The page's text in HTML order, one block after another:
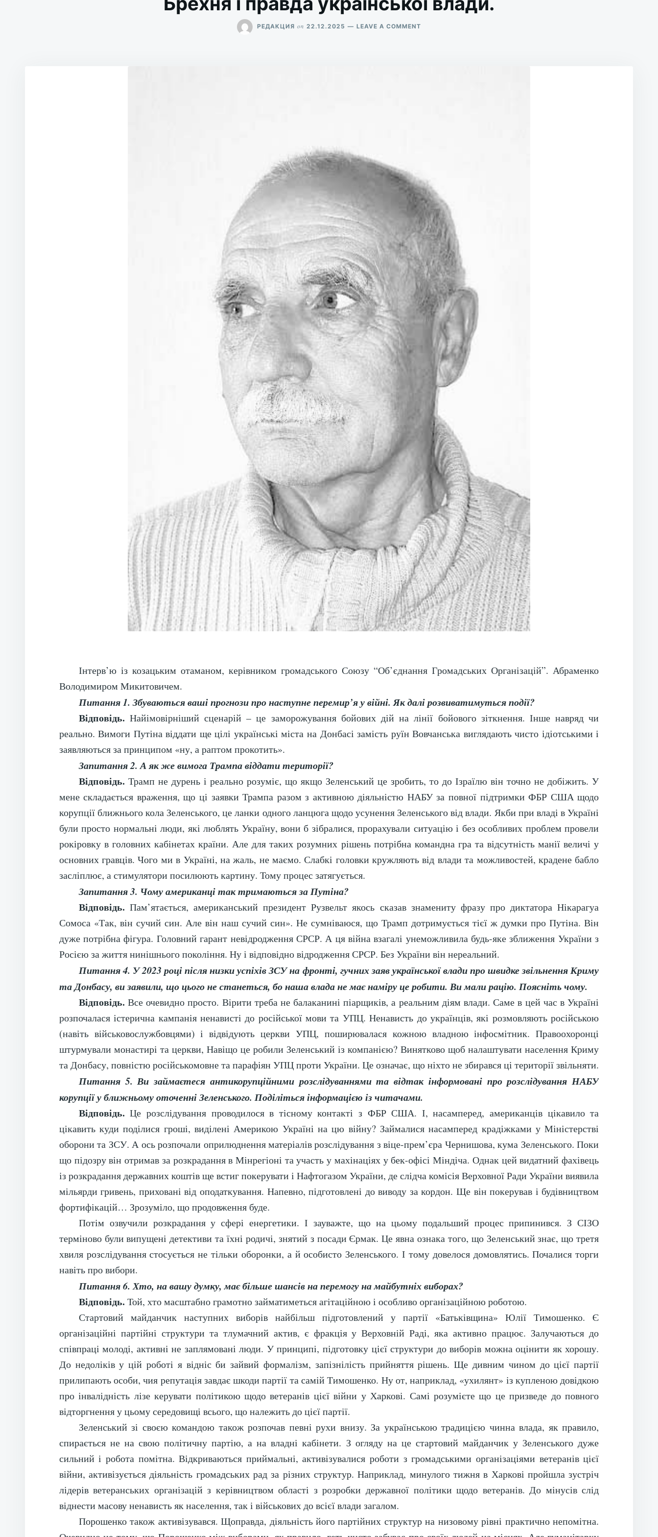
РЕДАКЦИЯ on 22.12.2025 LEAVE A COMMENT
Інтерв’ю із козацьким отаманом, керівником громадського Союзу “Об’єднання Громадських Організацій”. Абраменко
Володимиром Микитовичем.
Питання 1. Збуваються ваші прогнози про наступне перемир’я у війні. Як далі розвиватимуться події?
Відповідь. Найімовірніший сценарій – це заморожування бойових дій на лінії бойового зіткнення. Інше навряд чи
реально. Вимоги Путіна віддати ще цілі українські міста на Донбасі замість руїн Вовчанська виглядають чисто ідіотськими і
заявляються за принципом «ну, а раптом прокотить».
Запитання 2. А як же вимога Трампа віддати території?
Відповідь. Трамп не дурень і реально розуміє, що якщо Зеленський це зробить, то до Ізраїлю він точно не добіжить. У
мене складається враження, що ці заявки Трампа разом з активною діяльністю НАБУ за повної підтримки ФБР США щодо
корупції ближнього кола Зеленського, це ланки одного ланцюга щодо усунення Зеленського від влади. Якби при владі в Україні
були просто нормальні люди, які люблять Україну, вони б зібралися, прорахували ситуацію і без особливих проблем провели
рокіровку в головних кабінетах країни. Але для таких розумних рішень потрібна командна гра та відсутність манії величі у
основних гравців. Чого ми в Україні, на жаль, не маємо. Слабкі головки кружляють від влади та можливостей, крадене бабло
засліплює, а стимулятори посилюють картину. Тому процес затягується.
Запитання 3. Чому американці так тримаються за Путіна?
Відповідь. Пам’ятається, американський президент Рузвельт якось сказав знамениту фразу про диктатора Нікарагуа
Сомоса «Так, він сучий син. Але він наш сучий син». Не сумніваюся, що Трамп дотримується тієї ж думки про Путіна. Він
дуже потрібна фігура. Головний гарант невідродження СРСР. А ця війна взагалі унеможливила будь-яке зближення України з
Росією за життя нинішнього покоління. Ну і відповідно відродження СРСР. Без України він нереальний.
Питання 4. У 2023 році після низки успіхів ЗСУ на фронті, гучних заяв української влади про швидке звільнення Криму
та Донбасу, ви заявили, що цього не станеться, бо наша влада не має наміру це робити. Ви мали рацію. Поясніть чому.
Відповідь. Все очевидно просто. Вірити треба не балаканині піарщиків, а реальним діям влади. Саме в цей час в Україні
розпочалася істерична кампанія ненависті до російської мови та УПЦ. Ненависть до українців, які розмовляють російською
(навіть військовослужбовцями) і відвідують церкви УПЦ, поширювалася кожною владною інфосмітник. Правоохоронці
штурмували монастирі та церкви, Навіщо це робили Зеленський із компанією? Винятково щоб налаштувати населення Криму
та Донбасу, повністю російськомовне та парафіян УПЦ проти України. Це означає, що ніхто не збирався ці території звільняти.
Питання 5. Ви займаєтеся антикорупційними розслідуваннями та відтак інформовані про розслідування НАБУ
корупції у ближньому оточенні Зеленського. Поділіться інформацією із читачами.
Відповідь. Це розслідування проводилося в тісному контакті з ФБР США. І, насамперед, американців цікавило та
цікавить куди поділися гроші, виділені Америкою Україні на цю війну? Займалися насамперед крадіжками у Міністерстві
оборони та ЗСУ. А ось розпочали оприлюднення матеріалів розслідування з віце-прем’єра Чернишова, кума Зеленського. Поки
що підозру він отримав за розкрадання в Мінрегіоні та участь у махінаціях у бек-офісі Міндіча. Однак цей видатний фахівець
із розкрадання державних коштів ще встиг покерувати і Нафтогазом України, де слідча комісія Верховної Ради України виявила
мільярди гривень, приховані від оподаткування. Напевно, підготовлені до виводу за кордон. Ще він покерував і будівництвом
фортифікацій… Зрозуміло, що продовження буде.
Потім озвучили розкрадання у сфері енергетики. І зауважте, що на цьому подальший процес припинився. З СІЗО
терміново були випущені детективи та їхні родичі, знятий з посади Єрмак. Це явна ознака того, що Зеленський знає, що третя
хвиля розслідування стосується не тільки оборонки, а й особисто Зеленського. І тому довелося домовлятись. Почалися торги
навіть про вибори.
Питання 6. Хто, на вашу думку, має більше шансів на перемогу на майбутніх виборах?
Відповідь. Той, хто масштабно грамотно займатиметься агітаційною і особливо організаційною роботою.
Стартовий майданчик наступних виборів найбільш підготовлений у партії «Батьківщина» Юлії Тимошенко. Є
організаційні партійні структури та тлумачний актив, є фракція у Верховній Раді, яка активно працює. Залучаються до
співпраці молоді, активні не заплямовані люди. У принципі, підготовку цієї структури до виборів можна оцінити як хорошу.
До недоліків у цій роботі я відніс би зайвий формалізм, запізнілість прийняття рішень. Ще дивним чином до цієї партії
прилипають особи, чия репутація завдає шкоди партії та самій Тимошенко. Ну от, наприклад, «ухилянт» із купленою довідкою
про інвалідність лізе керувати політикою щодо ветеранів цієї війни у ​​Харкові. Самі розумієте що це призведе до повного
відторгнення у цьому середовищі всього, що належить до цієї партії.
Зеленський зі своєю командою також розпочав певні рухи внизу. За українською традицією чинна влада, як правило,
спирається не на свою політичну партію, а на владні кабінети. З огляду на це стартовий майданчик у Зеленського дуже
сильний і робота помітна. Відкриваються приймальні, активізувалися роботи з громадськими організаціями ветеранів цієї
війни, активізується діяльність громадських рад за різних структур. Наприклад, минулого тижня в Харкові пройшла зустріч
лідерів ветеранських організацій з керівництвом області з розробки державної політики щодо ветеранів. До мінусів слід
віднести масову ненависть як населення, так і військових до всієї влади загалом.
Порошенко також активізувався. Щоправда, діяльність його партійних структур на низовому рівні практично непомітна.